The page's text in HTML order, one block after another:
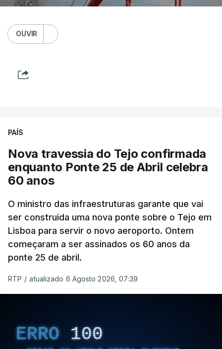
OUVIR
PAÍS
Nova travessia do Tejo confirmada
enquanto Ponte 25 de Abril celebra
60 anos
O ministro das infraestruturas garante que vai
ser construida uma nova ponte sobre o Tejo em
Lisboa para servir o novo aeroporto. Ontem
começaram a ser assinados os 60 anos da
ponte 25 de abril.
RTP / atualizado 6 Agosto 2026, 07:39
ERRO 100